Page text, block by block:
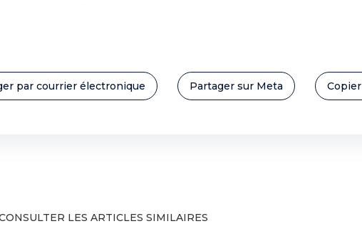
par courrier électronique Partager sur Meta
LES ARTICLES SIMILAIRES